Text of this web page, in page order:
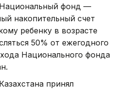
фонд —
накопительный счет
ребенку в возрасте
50% от ежегодного
Национального фонда
принял